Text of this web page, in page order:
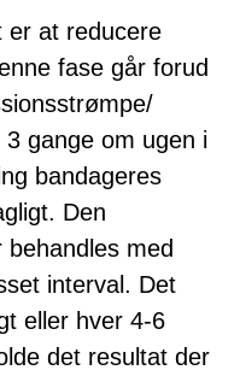
er at reducere
fase går forud
gange om ugen i
bandageres
Den
med
interval. Det
eller hver 4-6
det resultat der